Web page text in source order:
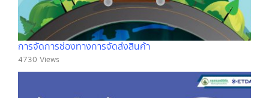
การจัดการช่องทางการจัดส่งสินค้า
4730 Views